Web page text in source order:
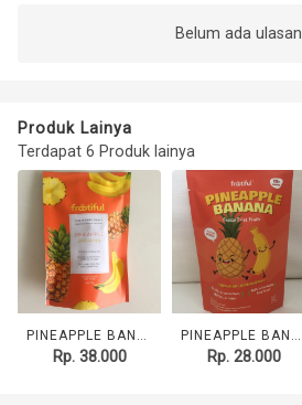
Belum ada ulasan
Produk Lainya
Terdapat 6 Produk lainya
PINEAPPLE BANANA 20G
Rp. 38.000
PINEAPPLE BANANA KIDS 10G
Rp. 28.000